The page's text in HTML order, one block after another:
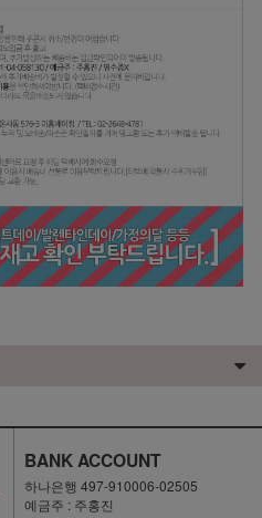
BANK ACCOUNT
하나은행 497-910006-02505
예금주 : 주홍진